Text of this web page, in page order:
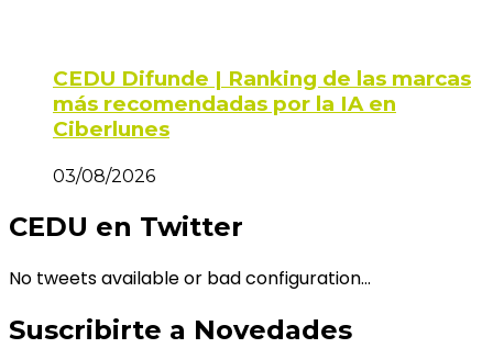
CEDU Difunde | Ranking de las marcas
más recomendadas por la IA en
Ciberlunes
03/08/2026
CEDU en Twitter
No tweets available or bad configuration...
Suscribirte a Novedades